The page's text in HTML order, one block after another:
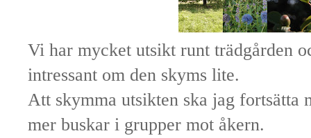
Vi har mycket utsikt runt trädgården
intressant om den skyms lite.
Att skymma utsikten ska jag fortsätta
mer buskar i grupper mot åkern.